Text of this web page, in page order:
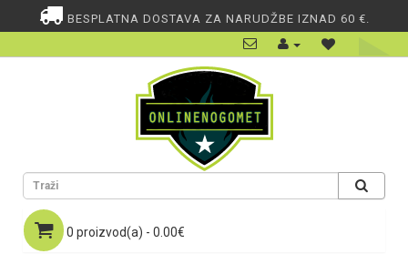
BESPLATNA DOSTAVA ZA NARUDŽBE IZNAD 60 €.
0 proizvod(a) - 0.00€